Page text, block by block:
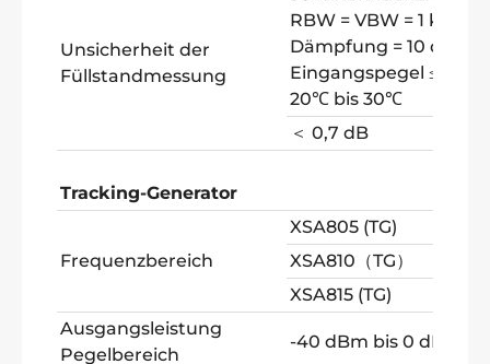
Unsicherheit der
Füllstandmessung
RBW = VBW = 1 kHz,
Dämpfung = 10 dB, -
Eingangspegel ≤ 0
20℃ bis 30℃
＜ 0,7 dB
Tracking-Generator
Frequenzbereich
XSA805 (TG)
XSA810（TG）
XSA815 (TG)
Ausgangsleistung
Pegelbereich
-40 dBm bis 0 dBm